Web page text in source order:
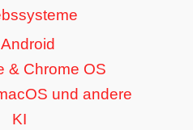
Android
& Chrome OS
und andere
KI